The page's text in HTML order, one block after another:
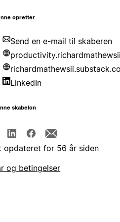
opretter
Send en e-mail til skaberen
LinkedIn
skabelon
opdateret for 56 år siden
og betingelser